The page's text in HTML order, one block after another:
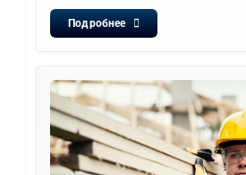
Подробнее